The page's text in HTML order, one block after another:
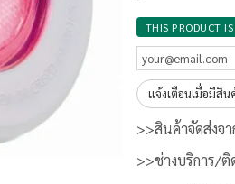
THIS PRODUCT
แจ้งเตือนเมื่อมีสิน
>>สินค้าจัดส่งจ
>>ช่างบริการ/ติ